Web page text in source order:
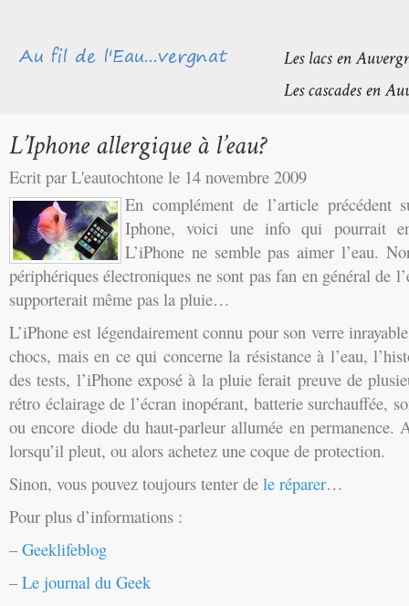
Ecrit par L'eautochtone le 14 novembre 2009
En complément de l’article précédent
Iphone, voici une info qui pourrait
L’iPhone ne semble pas aimer l’eau.
périphériques électroniques ne sont pas fan en général de
supporterait même pas la pluie…
L’iPhone est légendairement connu pour son verre
chocs, mais en ce qui concerne la résistance à l’eau,
des tests, l’iPhone exposé à la pluie ferait preuve de
rétro éclairage de l’écran inopérant, batterie surchauffée,
ou encore diode du haut-parleur allumée en permanence.
lorsqu’il pleut, ou alors achetez une coque de protection.
Sinon, vous pouvez toujours tenter de le réparer…
Pour plus d’informations :
–Geeklifeblog
–Le journal du Geek